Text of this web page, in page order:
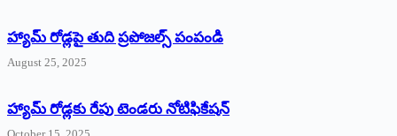
హ్యామ్‌ రోడ్లపై తుది ప్రపోజల్స్‌ పంపండి
August 25, 2025
హ్యామ్‌ రోడ్లకు రేపు టెండరు నోటిఫికేషన్‌